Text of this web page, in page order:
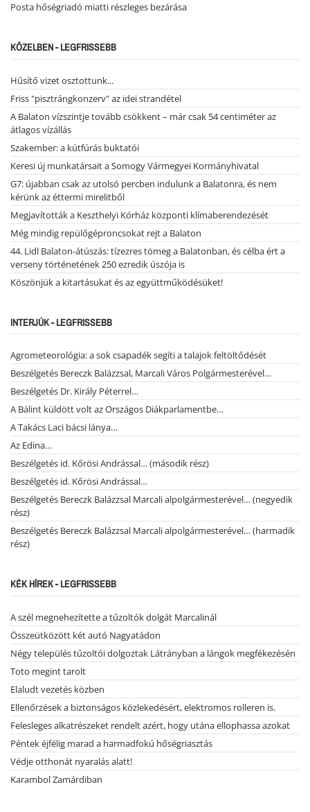
Posta hőségriadó miatti részleges bezárása
KÖZELBEN - LEGFRISSEBB
Hűsítő vizet osztottunk...
Friss "pisztrángkonzerv" az idei strandétel
A Balaton vízszintje tovább csökkent – már csak 54 centiméter az
átlagos vízállás
Szakember: a kútfúrás buktatói
Keresi új munkatársait a Somogy Vármegyei Kormányhivatal
G7: újabban csak az utolsó percben indulunk a Balatonra, és nem
kérünk az éttermi mirelitből
Megjavították a Keszthelyi Kórház központi klímaberendezését
Még mindig repülőgéproncsokat rejt a Balaton
44. Lidl Balaton-átúszás: tízezres tömeg a Balatonban, és célba ért a
verseny történetének 250 ezredik úszója is
Köszönjük a kitartásukat és az együttműködésüket!
INTERJÚK - LEGFRISSEBB
Agrometeorológia: a sok csapadék segíti a talajok feltöltődését
Beszélgetés Bereczk Balázzsal, Marcali Város Polgármesterével…
Beszélgetés Dr. Király Péterrel…
A Bálint küldött volt az Országos Diákparlamentbe…
A Takács Laci bácsi lánya…
Az Edina…
Beszélgetés id. Kőrösi Andrással… (második rész)
Beszélgetés id. Kőrösi Andrással…
Beszélgetés Bereczk Balázzsal Marcali alpolgármesterével… (negyedik
rész)
Beszélgetés Bereczk Balázzsal Marcali alpolgármesterével… (harmadik
rész)
KÉK HÍREK - LEGFRISSEBB
A szél megnehezítette a tűzoltók dolgát Marcalinál
Összeütközött két autó Nagyatádon
Négy település tűzoltói dolgoztak Látrányban a lángok megfékezésén
Toto megint tarolt
Elaludt vezetés közben
Ellenőrzések a biztonságos közlekedésért, elektromos rolleren is.
Felesleges alkatrészeket rendelt azért, hogy utána ellophassa azokat
Péntek éjfélig marad a harmadfokú hőségriasztás
Védje otthonát nyaralás alatt!
Karambol Zamárdiban